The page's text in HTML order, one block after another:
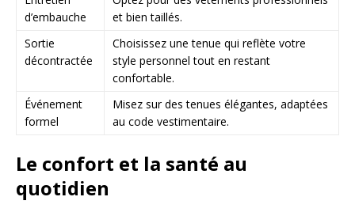
d’embauche
et bien taillés.
Sortie
décontractée
Choisissez une tenue qui reflète votre
style personnel tout en restant
confortable.
Événement
formel
Misez sur des tenues élégantes, adaptées
au code vestimentaire.
Le confort et la santé au
quotidien